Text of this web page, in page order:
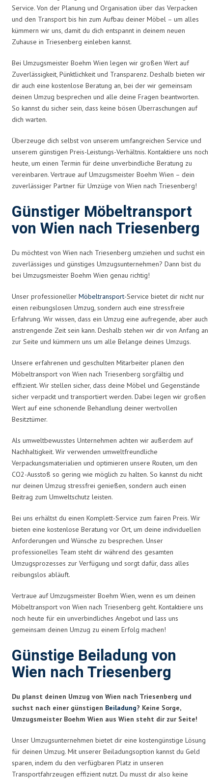
Service. Von der Planung und Organisation über das Verpacken
und den Transport bis hin zum Aufbau deiner Möbel – um alles
kümmern wir uns, damit du dich entspannt in deinem neuen
Zuhause in Triesenberg einleben kannst.
Bei Umzugsmeister Boehm Wien legen wir großen Wert auf
Zuverlässigkeit, Pünktlichkeit und Transparenz. Deshalb bieten wir
dir auch eine kostenlose Beratung an, bei der wir gemeinsam
deinen Umzug besprechen und alle deine Fragen beantworten.
So kannst du sicher sein, dass keine bösen Überraschungen auf
dich warten.
Überzeuge dich selbst von unserem umfangreichen Service und
unserem günstigen Preis-Leistungs-Verhältnis. Kontaktiere uns noch
heute, um einen Termin für deine unverbindliche Beratung zu
vereinbaren. Vertraue auf Umzugsmeister Boehm Wien – dein
zuverlässiger Partner für Umzüge von Wien nach Triesenberg!
Günstiger Möbeltransport
von Wien nach Triesenberg
Du möchtest von Wien nach Triesenberg umziehen und suchst ein
zuverlässiges und günstiges Umzugsunternehmen? Dann bist du
bei Umzugsmeister Boehm Wien genau richtig!
Unser professioneller Möbeltransport-Service bietet dir nicht nur
einen reibungslosen Umzug, sondern auch eine stressfreie
Erfahrung. Wir wissen, dass ein Umzug eine aufregende, aber auch
anstrengende Zeit sein kann. Deshalb stehen wir dir von Anfang an
zur Seite und kümmern uns um alle Belange deines Umzugs.
Unsere erfahrenen und geschulten Mitarbeiter planen den
Möbeltransport von Wien nach Triesenberg sorgfältig und
effizient. Wir stellen sicher, dass deine Möbel und Gegenstände
sicher verpackt und transportiert werden. Dabei legen wir großen
Wert auf eine schonende Behandlung deiner wertvollen
Besitztümer.
Als umweltbewusstes Unternehmen achten wir außerdem auf
Nachhaltigkeit. Wir verwenden umweltfreundliche
Verpackungsmaterialien und optimieren unsere Routen, um den
CO2-Ausstoß so gering wie möglich zu halten. So kannst du nicht
nur deinen Umzug stressfrei genießen, sondern auch einen
Beitrag zum Umweltschutz leisten.
Bei uns erhältst du einen Komplett-Service zum fairen Preis. Wir
bieten eine kostenlose Beratung vor Ort, um deine individuellen
Anforderungen und Wünsche zu besprechen. Unser
professionelles Team steht dir während des gesamten
Umzugsprozesses zur Verfügung und sorgt dafür, dass alles
reibungslos abläuft.
Vertraue auf Umzugsmeister Boehm Wien, wenn es um deinen
Möbeltransport von Wien nach Triesenberg geht. Kontaktiere uns
noch heute für ein unverbindliches Angebot und lass uns
gemeinsam deinen Umzug zu einem Erfolg machen!
Günstige Beiladung von
Wien nach Triesenberg
Du planst deinen Umzug von Wien nach Triesenberg und
suchst nach einer günstigen Beiladung? Keine Sorge,
Umzugsmeister Boehm Wien aus Wien steht dir zur Seite!
Unser Umzugsunternehmen bietet dir eine kostengünstige Lösung
für deinen Umzug. Mit unserer Beiladungsoption kannst du Geld
sparen, indem du den verfügbaren Platz in unseren
Transportfahrzeugen effizient nutzt. Du musst dir also keine